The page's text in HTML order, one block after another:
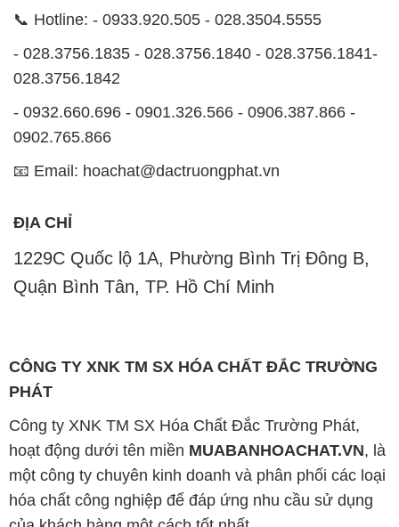
📞 Hotline: - 0933.920.505 - 028.3504.5555
- 028.3756.1835 - 028.3756.1840 - 028.3756.1841-
028.3756.1842
- 0932.660.696 - 0901.326.566 - 0906.387.866 -
0902.765.866
📧 Email: hoachat@dactruongphat.vn
ĐỊA CHỈ
1229C Quốc lộ 1A, Phường Bình Trị Đông B,
Quận Bình Tân, TP. Hồ Chí Minh
CÔNG TY XNK TM SX HÓA CHẤT ĐẮC TRƯỜNG
PHÁT
Công ty XNK TM SX Hóa Chất Đắc Trường Phát,
hoạt động dưới tên miền MUABANHOACHAT.VN, là
một công ty chuyên kinh doanh và phân phối các loại
hóa chất công nghiệp để đáp ứng nhu cầu sử dụng